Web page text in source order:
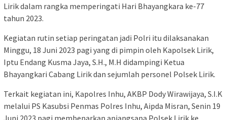
Lirik dalam rangka memperingati Hari Bhayangkara ke-77
tahun 2023.
Kegiatan rutin setiap peringatan jadi Polri itu dilaksanakan
Minggu, 18 Juni 2023 pagi yang di pimpin oleh Kapolsek Lirik,
Iptu Endang Kusma Jaya, S.H., M.H didampingi Ketua
Bhayangkari Cabang Lirik dan sejumlah personel Polsek Lirik.
Terkait kegiatan ini, Kapolres Inhu, AKBP Dody Wirawijaya, S.I.K
melalui PS Kasubsi Penmas Polres Inhu, Aipda Misran, Senin 19